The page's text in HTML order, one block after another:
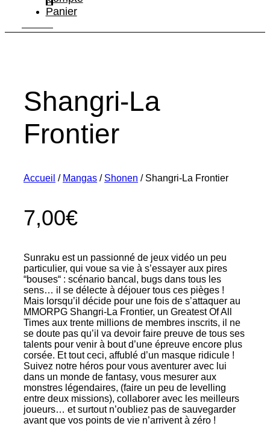
Panier
Shangri-La
Frontier
Accueil / Mangas / Shonen / Shangri-La Frontier
7,00€
Sunraku est un passionné de jeux vidéo un peu
particulier, qui voue sa vie à s’essayer aux pires
“bouses“ : scénario bancal, bugs dans tous les
sens… il se délecte à déjouer tous ces pièges !
Mais lorsqu’il décide pour une fois de s’attaquer au
MMORPG Shangri-La Frontier, un Greatest Of All
Times aux trente millions de membres inscrits, il ne
se doute pas qu’il va devoir faire preuve de tous ses
talents pour venir à bout d’une épreuve encore plus
corsée. Et tout ceci, affublé d’un masque ridicule !
Suivez notre héros pour vous aventurer avec lui
dans un monde de fantasy, vous mesurer aux
monstres légendaires, (faire un peu de levelling
entre deux missions), collaborer avec les meilleurs
joueurs… et surtout n’oubliez pas de sauvegarder
avant que vos points de vie n’arrivent à zéro !